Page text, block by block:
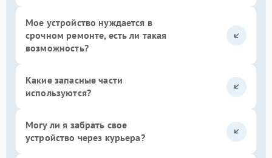
Мое устройство нуждается в
срочном ремонте, есть ли такая
возможность?
Какие запасные части
используются?
Могу ли я забрать свое
устройство через курьера?